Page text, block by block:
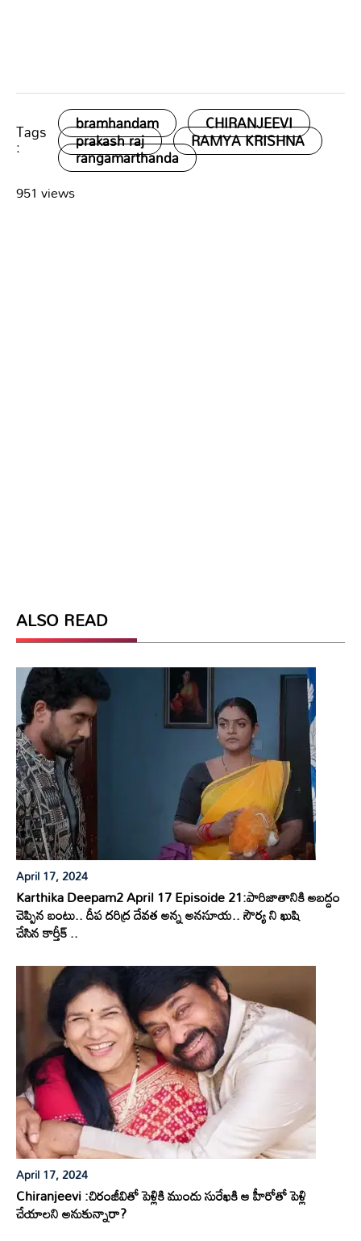
Tags
:
bramhandam CHIRANJEEVI
prakash raj RAMYA KRISHNA
rangamarthanda
951 views
ALSO READ
April 17, 2024
Karthika Deepam2 April 17 Episoide 21:పారిజాతానికి అబద్దం
చెప్పిన బంటు.. దీప దరిద్ర దేవత అన్న అనసూయ.. సౌర్య ని ఖుషి
చేసిన కార్తీక్ ..
April 17, 2024
Chiranjeevi :చిరంజీవితో పెళ్లికి ముందు సురేఖకి ఆ హీరోతో పెళ్లి
చేయాలని అనుకున్నారా?